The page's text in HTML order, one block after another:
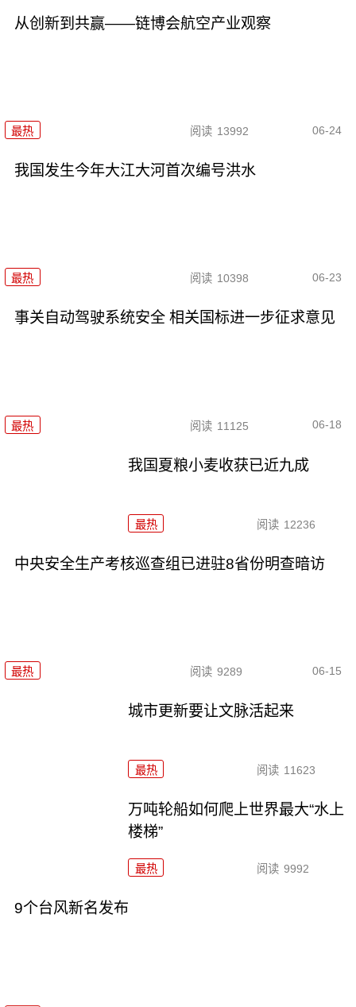
从创新到共赢——链博会航空产业观察
最热 阅读 13992 06-24
我国发生今年大江大河首次编号洪水
最热 阅读 10398 06-23
事关自动驾驶系统安全 相关国标进一步征求意见
最热 阅读 11125 06-18
我国夏粮小麦收获已近九成
最热 阅读 12236
中央安全生产考核巡查组已进驻8省份明查暗访
最热 阅读 9289 06-15
城市更新要让文脉活起来
最热 阅读 11623
万吨轮船如何爬上世界最大“水上
楼梯”
最热 阅读 9992
9个台风新名发布